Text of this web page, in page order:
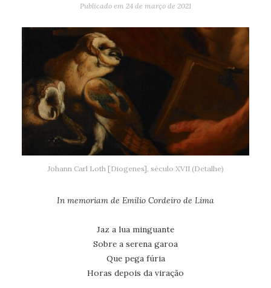
Publicado em 24 de março de 2021
Johann Carl Loth [Diogenes], século XVII (Detalhe)
In memoriam de Emílio Cordeiro de Lima
Jaz a lua minguante
Sobre a serena garoa
Que pega fúria
Horas depois da viração